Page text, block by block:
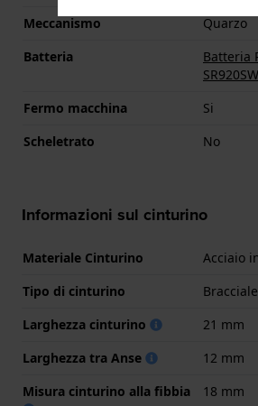
Meccanismo
Quarzo
Batteria
Batteria
Fermo macchina
Si
Scheletrato
No
Informazioni sul cinturino
Materiale Cinturino
Acciaio
Tipo di cinturino
Larghezza cinturino
21 mm
Larghezza tra Anse
12 mm
Misura cinturino alla fibbia
18 mm